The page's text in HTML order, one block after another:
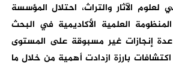
لعلوم الآثار والتراث، احتلال المؤسسة
العلمية الأكاديمية في البحث
عدة إنجازات غير مسبوقة على المستوى
بارزة ازدادت أهمية من خلال ما